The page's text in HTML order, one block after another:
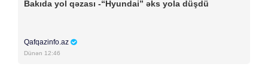
Bakıda yol qəzası -“Hyundai” əks yola düşdü
Qafqazinfo.az
Dünən 12:46